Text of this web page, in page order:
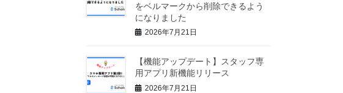
をベルマークから削除できるよう
になりました
2026年7月21日
【機能アップデート】スタッフ専
用アプリ新機能リリース
2026年7月21日